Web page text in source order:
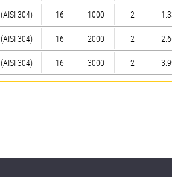
304) 16 1000 2
304) 16 2000 2
304) 16 3000 2